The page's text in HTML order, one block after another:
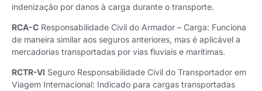
indenização por danos à carga durante o transporte.
RCA-C Responsabilidade Civil do Armador – Carga: Funciona
de maneira similar aos seguros anteriores, mas é aplicável a
mercadorias transportadas por vias fluviais e marítimas.
RCTR-VI Seguro Responsabilidade Civil do Transportador em
Viagem Internacional: Indicado para cargas transportadas